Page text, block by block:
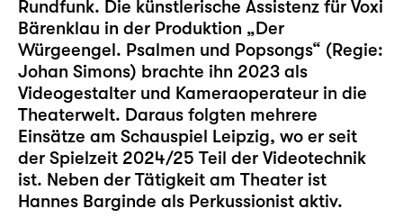
Rundfunk. Die künstlerische Assistenz für Voxi
Bärenklau in der Produktion „Der
Würgeengel. Psalmen und Popsongs“ (Regie:
Johan Simons) brachte ihn 2023 als
Videogestalter und Kameraoperateur in die
Theaterwelt. Daraus folgten mehrere
Einsätze am Schauspiel Leipzig, wo er seit
der Spielzeit 2024/25 Teil der Videotechnik
ist. Neben der Tätigkeit am Theater ist
Hannes Barginde als Perkussionist aktiv.